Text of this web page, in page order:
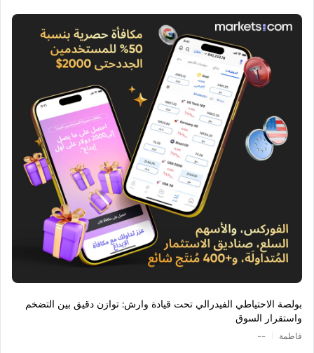
بولصة الاحتياطي الفيدرالي تحت قيادة وارش: توازن دقيق بين التضخم
واستقرار السوق
فاطمة --